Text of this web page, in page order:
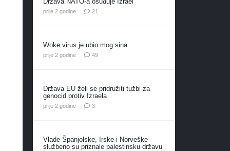
prije 2 godine 21
Woke virus je ubio mog sina
prije 2 godine 49komentara
Država EU želi se pridružiti tužbi za
genocid protiv Izraela
prije 2 godine 3komentara
Vlade Španjolske, Irske i Norveške
službeno su priznale palestinsku državu